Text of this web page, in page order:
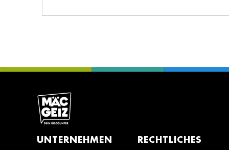
UNTERNEHMEN RECHTLICHES